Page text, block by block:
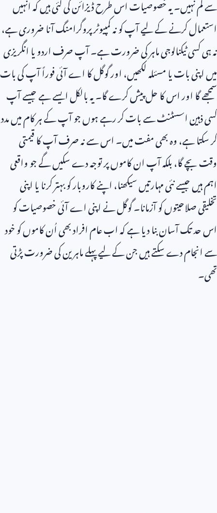
سے کم نہیں۔ یہ خصوصیات اس طرح ڈیزائن کی گئی ہیں کہ انہیں
استعمال کرنے کے لیے آپ کو نہ کمپیوٹر پروگرامنگ آنا ضروری ہے،
نہ ہی کسی ٹیکنالوجی ماہر کی ضرورت ہے۔ آپ صرف اردو یا انگریزی
میں اپنی بات یا مسئلہ لکھیں، اور گوگل کا اے آئی فوراً آپ کی بات
سمجھے گا اور اس کا حل پیش کرے گا۔ یہ بالکل ایسے ہے جیسے آپ
کسی ذہین اسسٹنٹ سے بات کر رہے ہوں جو آپ کے ہر کام میں مدد
کر سکتا ہے، وہ بھی مفت میں۔ اس سے نہ صرف آپ کا قیمتی
وقت بچے گا، بلکہ آپ ان کاموں پر توجہ دے سکیں گے جو واقعی
اہم ہیں جیسے نئی مہارتیں سیکھنا، اپنے کاروبار کو بہتر کرنا یا اپنی
تخلیقی صلاحیتوں کو آزمانا۔ گوگل نے اپنی اے آئی خصوصیات کو
اس حد تک آسان بنا دیا ہے کہ اب عام افراد بھی اُن کاموں کو خود
سے انجام دے سکتے ہیں جن کے لیے پہلے ماہرین کی ضرورت پڑتی
تھی۔